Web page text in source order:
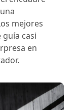
mejores
casi
en